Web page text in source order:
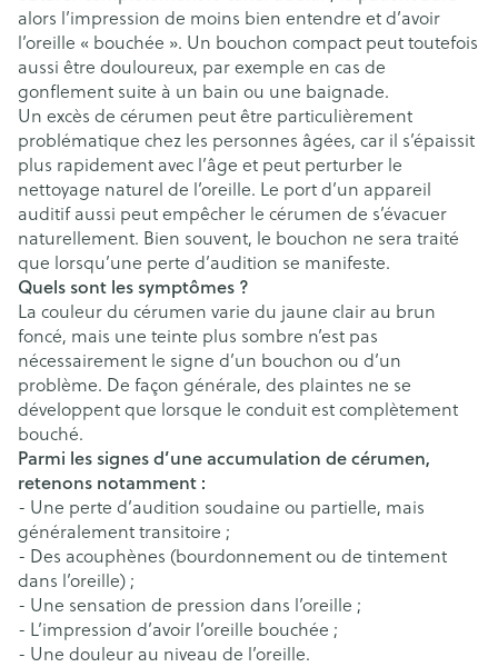
alors l’impression de moins bien entendre et d’avoir
l’oreille « bouchée ». Un bouchon compact peut toutefois
aussi être douloureux, par exemple en cas de
gonflement suite à un bain ou une baignade.
Un excès de cérumen peut être particulièrement
problématique chez les personnes âgées, car il s’épaissit
plus rapidement avec l’âge et peut perturber le
nettoyage naturel de l’oreille. Le port d’un appareil
auditif aussi peut empêcher le cérumen de s’évacuer
naturellement. Bien souvent, le bouchon ne sera traité
que lorsqu’une perte d’audition se manifeste.
Quels sont les symptômes ?
La couleur du cérumen varie du jaune clair au brun
foncé, mais une teinte plus sombre n’est pas
nécessairement le signe d’un bouchon ou d’un
problème. De façon générale, des plaintes ne se
développent que lorsque le conduit est complètement
bouché.
Parmi les signes d’une accumulation de cérumen,
retenons notamment :
- Une perte d’audition soudaine ou partielle, mais
généralement transitoire ;
- Des acouphènes (bourdonnement ou de tintement
dans l’oreille) ;
- Une sensation de pression dans l’oreille ;
- L’impression d’avoir l’oreille bouchée ;
- Une douleur au niveau de l’oreille.